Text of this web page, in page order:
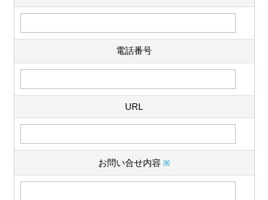
電話番号
URL
お問い合せ内容 ※